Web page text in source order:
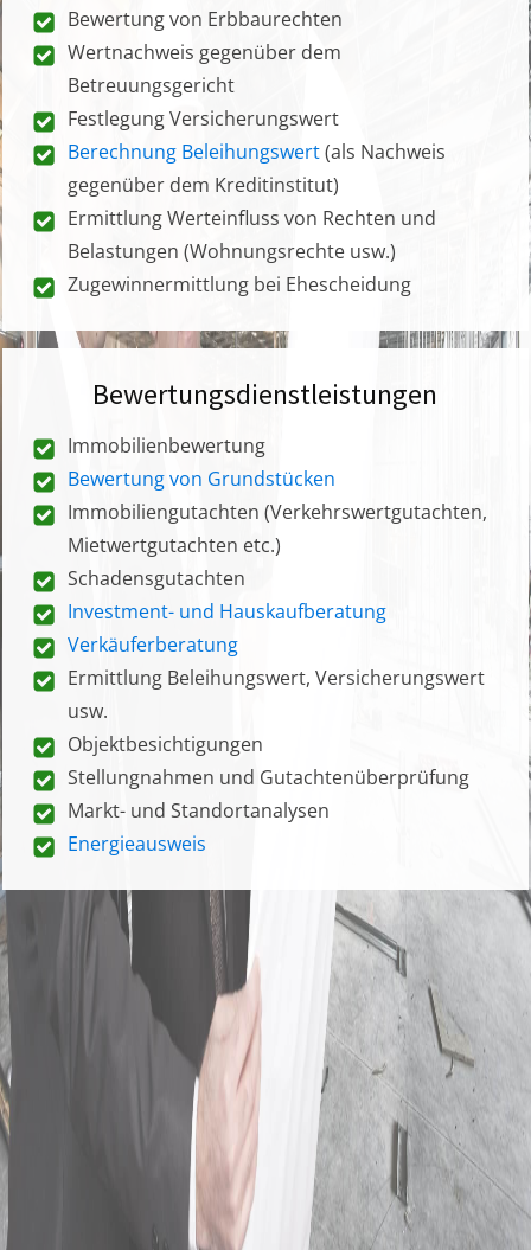
Bewertung von Erbbaurechten
Wertnachweis gegenüber dem
Betreuungsgericht
Festlegung Versicherungswert
Berechnung Beleihungswert(als Nachweis
gegenüber dem Kreditinstitut)
Ermittlung Werteinfluss von Rechten und
Belastungen (Wohnungsrechte usw.)
Zugewinnermittlung bei Ehescheidung
Bewertungsdienstleistungen
Immobilienbewertung
Bewertung von Grundstücken
Immobiliengutachten (Verkehrswertgutachten,
Mietwertgutachten etc.)
Schadensgutachten
Investment- und Hauskaufberatung
Verkäuferberatung
Ermittlung Beleihungswert, Versicherungswert
usw.
Objektbesichtigungen
Stellungnahmen und Gutachtenüberprüfung
Markt- und Standortanalysen
Energieausweis